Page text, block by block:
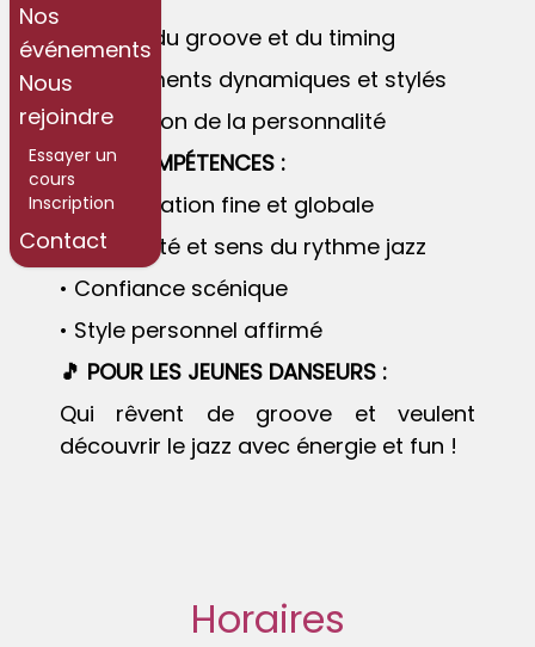
Nos
événements
Nous
rejoindre
Essayer un
cours
Inscription
Contact
• Travail du groove et du timing
• Mouvements dynamiques et stylés
• Expression de la personnalité
✨ LES COMPÉTENCES :
• Coordination fine et globale
• Musicalité et sens du rythme jazz
• Confiance scénique
• Style personnel affirmé
🎵 POUR LES JEUNES DANSEURS :
Qui rêvent de groove et veulent
découvrir le jazz avec énergie et fun !
Horaires